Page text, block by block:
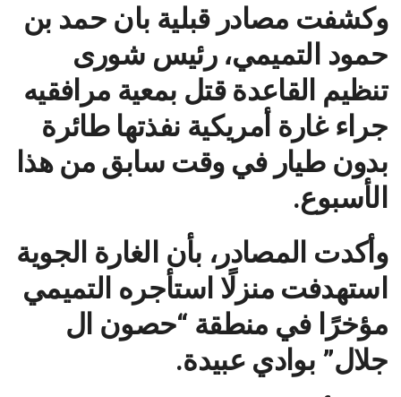
وكشفت مصادر قبلية بان حمد بن
حمود التميمي، رئيس شورى
تنظيم القاعدة قتل بمعية مرافقيه
جراء غارة أمريكية نفذتها طائرة
بدون طيار في وقت سابق من هذا
الأسبوع.
وأكدت المصادر، بأن الغارة الجوية
استهدفت منزلًا استأجره التميمي
مؤخرًا في منطقة “حصون ال
جلال” بوادي عبيدة.